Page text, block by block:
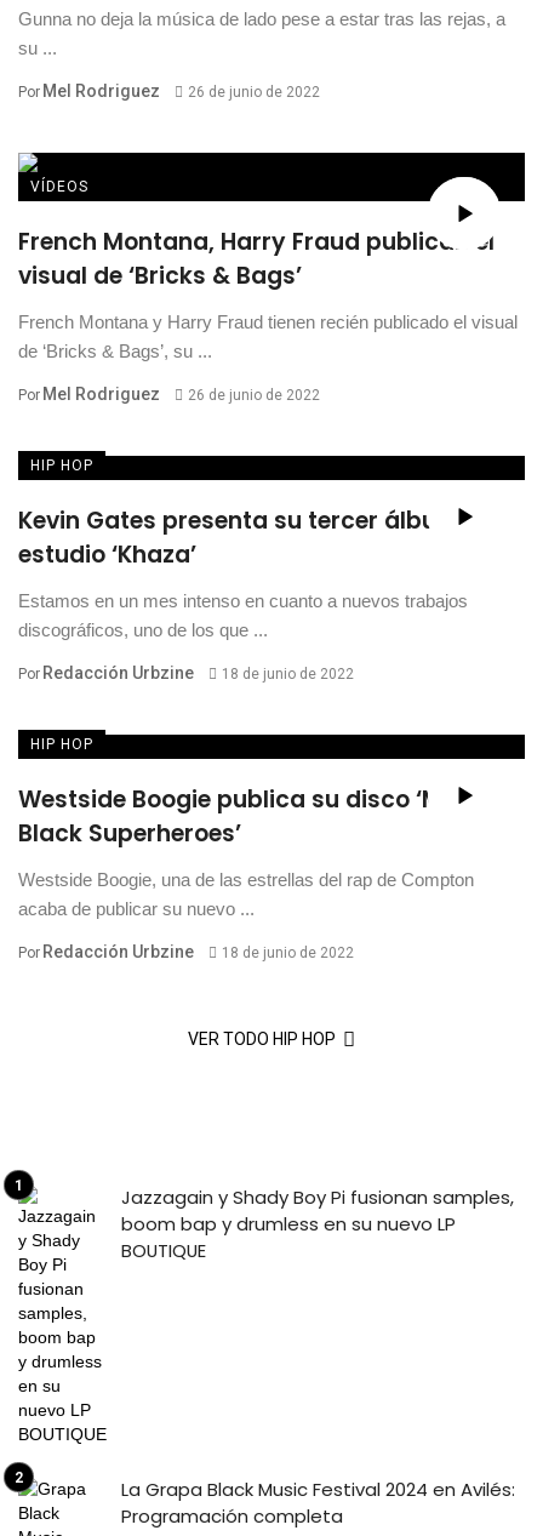
Gunna no deja la música de lado pese a estar tras las rejas, a
su ...
Por Mel Rodriguez 26 de junio de 2022
VÍDEOS
French Montana, Harry Fraud publican el
visual de ‘Bricks & Bags’
French Montana y Harry Fraud tienen recién publicado el visual
de ‘Bricks & Bags’, su ...
Por Mel Rodriguez 26 de junio de 2022
HIP HOP
Kevin Gates presenta su tercer álbum de
estudio ‘Khaza’
Estamos en un mes intenso en cuanto a nuevos trabajos
discográficos, uno de los que ...
Por Redacción Urbzine 18 de junio de 2022
HIP HOP
Westside Boogie publica su disco ‘More
Black Superheroes’
Westside Boogie, una de las estrellas del rap de Compton
acaba de publicar su nuevo ...
Por Redacción Urbzine 18 de junio de 2022
VER TODO HIP HOP
Jazzagain y Shady Boy Pi fusionan samples,
boom bap y drumless en su nuevo LP
BOUTIQUE
La Grapa Black Music Festival 2024 en Avilés:
Programación completa